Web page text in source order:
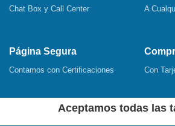
Chat Box y Call Center A
Página Segura
Contamos con Certificaciones Con
Aceptamos todas las